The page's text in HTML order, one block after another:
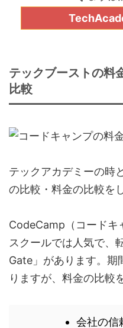
テックブーストの料
比較
テックアカデミーの時
の比較・料金の比較を
CodeCamp（コードキ
スクールでは人気で、
Gate」があります。期
りますが、料金の比較
会社の信